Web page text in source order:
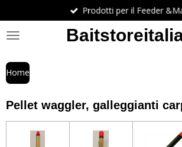
al
contenuto
Prodotti per il Feeder
Home
Pellet waggler, galleggianti